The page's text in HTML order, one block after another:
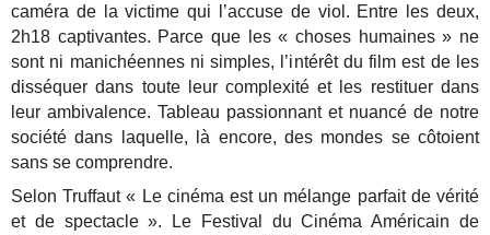
caméra de la victime qui l’accuse de viol. Entre les deux,
2h18 captivantes. Parce que les « choses humaines » ne
sont ni manichéennes ni simples, l’intérêt du film est de les
disséquer dans toute leur complexité et les restituer dans
leur ambivalence. Tableau passionnant et nuancé de notre
société dans laquelle, là encore, des mondes se côtoient
sans se comprendre.
Selon Truffaut « Le cinéma est un mélange parfait de vérité
et de spectacle ». Le Festival du Cinéma Américain de